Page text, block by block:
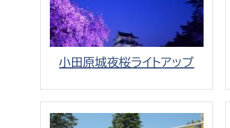
建設政策課
国県事業推進課
土木管理課
建築課
小田原城夜桜ライトアップ